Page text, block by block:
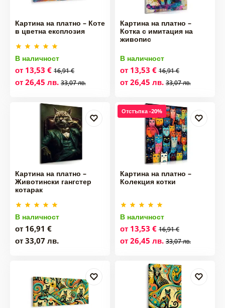
Картина на платно – Коте
в цветна експлозия
В наличност
от 13,53 € 16,91 €
от 26,45 лв. 33,07 лв.
Картина на платно –
Котка с имитация на
живопис
В наличност
от 13,53 € 16,91 €
от 26,45 лв. 33,07 лв.
Картина на платно –
Животински гангстер
котарак
В наличност
от 16,91 €
от 33,07 лв.
Отстъпка -20%
Картина на платно –
Колекция котки
В наличност
от 13,53 € 16,91 €
от 26,45 лв. 33,07 лв.